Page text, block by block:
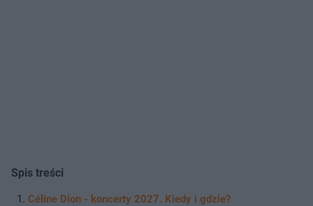
Spis treści
Céline Dion - koncerty 2027. Kiedy i gdzie?